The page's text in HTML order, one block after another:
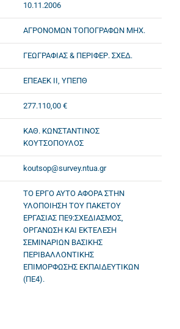
10.11.2006
ΑΓΡΟΝΟΜΩΝ ΤΟΠΟΓΡΑΦΩΝ ΜΗΧ.
ΓΕΩΓΡΑΦΙΑΣ & ΠΕΡΙΦΕΡ. ΣΧΕΔ.
ΕΠΕΑΕΚ II, ΥΠΕΠΘ
277.110,00 €
ΚΑΘ. ΚΩΝΣΤΑΝΤΙΝΟΣ
ΚΟΥΤΣΟΠΟΥΛΟΣ
koutsop@survey.ntua.gr
ΤΟ ΕΡΓΟ ΑΥΤΟ ΑΦΟΡΑ ΣΤΗΝ
ΥΛΟΠΟΙΗΣΗ ΤΟΥ ΠΑΚΕΤΟΥ
ΕΡΓΑΣΙΑΣ ΠΕ9:ΣΧΕΔΙΑΣΜΟΣ,
ΟΡΓΑΝΩΣΗ ΚΑΙ ΕΚΤΕΛΕΣΗ
ΣΕΜΙΝΑΡΙΩΝ ΒΑΣΙΚΗΣ
ΠΕΡΙΒΑΛΛΟΝΤΙΚΗΣ
ΕΠΙΜΟΡΦΩΣΗΣ ΕΚΠΑΙΔΕΥΤΙΚΩΝ
(ΠΕ4).